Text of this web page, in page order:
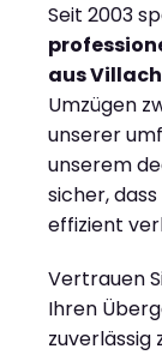
Seit 2003
aus Villach
Umzügen
unserer
unserem
sicher,
effizient
Vertrauen
Ihren
zuverlässig